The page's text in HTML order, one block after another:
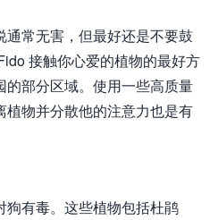
常无害，但最好还是不要鼓
接触你心爱的植物的最好方
部分区域。使用一些高质量
植物并分散他的注意力也是有
有毒。这些植物包括杜鹃